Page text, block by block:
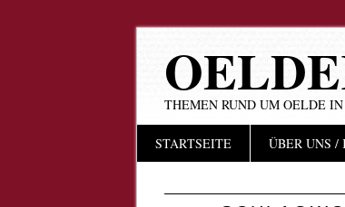
THEMEN RUND UM OELDE
Hauptmenü
InhaltSTARTSEITE ÜBER UNS /